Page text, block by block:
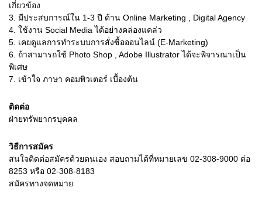
เกี่ยวข้อง
3. มีประสบการณ์ใน 1-3 ปี ด้าน Online Marketing , Digital Agency
4. ใช้งาน Social Media ได้อย่างคล่องแคล่ว
5. เคยดูแลการทำระบบการสั่งซื้อออนไลน์ (E-Marketing)
6. ถ้าสามารถใช้ Photo Shop , Adobe Illustrator ได้จะพิจารณาเป็น
พิเศษ
7.
เข้าใจ ภาษา คอมพิวเตอร์ เบื้องต้น
ติดต่อ
ฝ่ายทรัพยากรบุคคล
วิธีการสมัคร
สนใจติดต่อสมัครด้วยตนเอง สอบถามได้ที่หมายเลข 02-308-9000 ต่อ
8253 หรือ 02-308-8183
สมัครทางจดหมาย